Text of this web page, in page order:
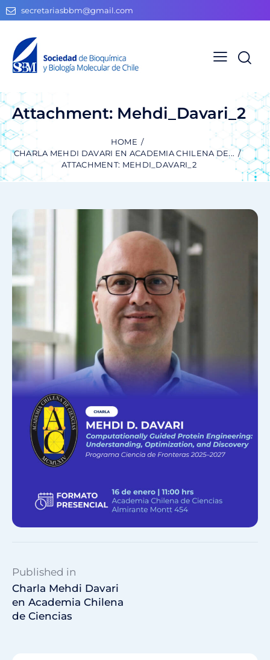
secretariasbbm@gmail.com
Attachment: Mehdi_Davari_2
HOME
CHARLA MEHDI DAVARI EN ACADEMIA CHILENA DE...
ATTACHMENT: MEHDI_DAVARI_2
Published in
Charla Mehdi Davari
en Academia Chilena
de Ciencias